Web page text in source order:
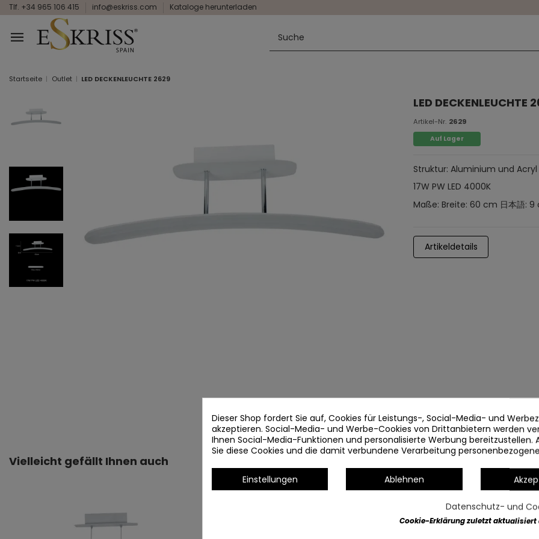
Tlf. +34 965 106 415 info@eskriss.com Kataloge herunterladen
Startseite Outlet LED DECKENLEUCHTE 2629
LED DECKENLEUCHTE
Artikel-Nr. 2629
Auf Lager
Struktur: Aluminium und Acryl
17W PW LED 4000K
Maße: Breite: 60 cm 日本語: 9
Artikeldetails
Vielleicht gefällt Ihnen auch
Dieser Shop fordert Sie auf, Cookies für Leistungs-, Social-Media- und
akzeptieren. Social-Media- und Werbe-Cookies von Drittanbietern werden
Ihnen Social-Media-Funktionen und personalisierte Werbung bereitzustellen.
Sie diese Cookies und die damit verbundene Verarbeitung
Einstellungen Ablehnen
Datenschutz- und
Cookie-Erklärung zuletzt aktualisiert